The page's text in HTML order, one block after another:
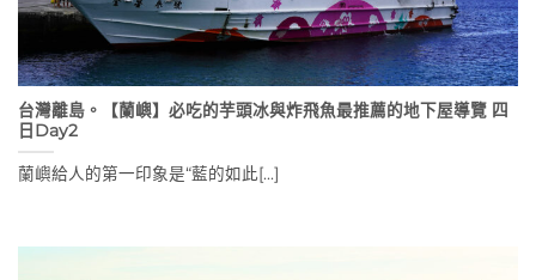
台灣離島。【蘭嶼】必吃的芋頭冰與炸飛魚最推薦的地下屋導覽 四
日Day2
蘭嶼給人的第一印象是“藍的如此[...]